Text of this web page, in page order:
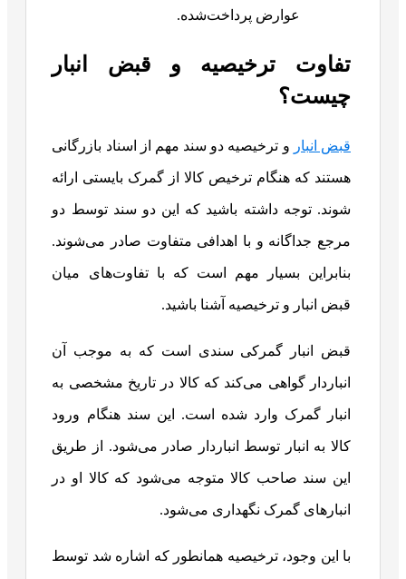
عوارض پرداخت‌شده.
تفاوت ترخیصیه و قبض انبار
چیست؟
قبض انبار و ترخیصیه دو سند مهم از اسناد بازرگانی
هستند که هنگام ترخیص کالا از گمرک بایستی ارائه
شوند. توجه داشته باشید که این دو سند توسط دو
مرجع جداگانه و با اهدافی متفاوت صادر می‌شوند.
بنابراین بسیار مهم است که با تفاوت‌های میان
قبض انبار و ترخیصیه آشنا باشید.
قبض انبار گمرکی سندی است که به موجب آن
انباردار گواهی می‌کند که کالا در تاریخ مشخصی به
انبار گمرک وارد شده است. این سند هنگام ورود
کالا به انبار توسط انباردار صادر می‌شود. از طریق
این سند صاحب کالا متوجه می‌شود که کالا او در
انبارهای گمرک نگهداری می‌شود.
با این وجود، ترخیصیه همانطور که اشاره شد توسط